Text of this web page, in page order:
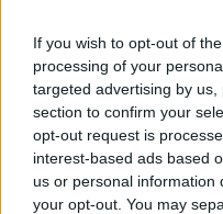
If you wish to opt-out of
processing of your
targeted advertising by
section to confirm your
opt-out request is
interest-based ads based
us or personal information
your opt-out. You may